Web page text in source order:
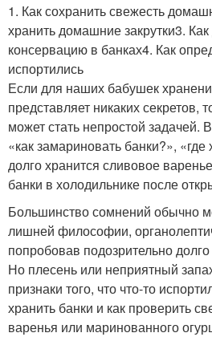
1. Как сохранить свежесть
хранить домашние закрутки3.
консервацию в банках4. Как
испортились
Если для наших бабушек
представляет никаких секретов,
может стать непростой задачей.
«как замариновать банки?»,
долго хранится сливовое
банки в холодильнике после
Большинство сомнений обычно
лишней философии,
попробовав подозрительно
Но плесень или неприятный
признаки того, что что-то
хранить банки и как проверить
варенья или маринованного